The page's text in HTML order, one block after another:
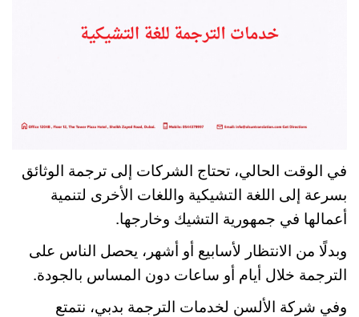
في الوقت الحالي، تحتاج الشركات إلى ترجمة الوثائق
بسرعة إلى اللغة التشيكية واللغات الأخرى لتنمية
أعمالها في جمهورية التشيك وخارجها.
وبدلًا من الانتظار لأسابيع أو أشهر، يحصل الناس على
الترجمة خلال أيام أو ساعات دون المساس بالجودة.
وفي شركة الألسن لخدمات الترجمة بدبي، نتمتع